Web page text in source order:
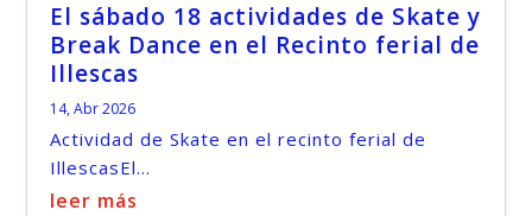
El sábado 18 actividades de Skate y
Break Dance en el Recinto ferial de
Illescas
14, Abr 2026
Actividad de Skate en el recinto ferial de
IllescasEl...
leer más